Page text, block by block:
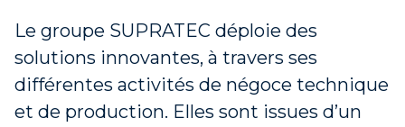
Le groupe SUPRATEC déploie des
solutions innovantes, à travers ses
différentes activités de négoce technique
et de production. Elles sont issues d’un